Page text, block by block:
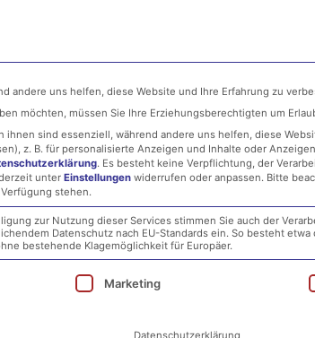
MSP IT-Security
andere uns helfen, diese Website und Ihre Erfahrung zu
möchten, müssen Sie Ihre Erziehungsberechtigten um
sind essenziell, während andere uns helfen, diese
z. B. für personalisierte Anzeigen und Inhalte oder
. Es besteht keine Verpflichtung, der
unter Einstellungen widerrufen oder anpassen. Bitte
stehen.
zur Nutzung dieser Services stimmen Sie auch der
Datenschutz nach EU-Standards ein. So besteht etwa
bestehende Klagemöglichkeit für Europäer.
Einwilligung erteilt werden kann.
Marketing
Datenschutzerklärung